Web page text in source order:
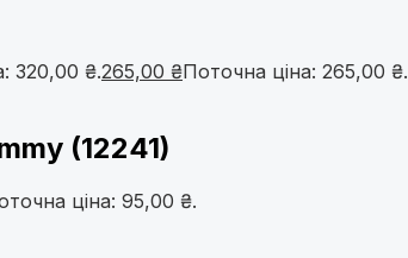
320,00 ₴.265,00 ₴Поточна ціна: 265,00 ₴.
(12241)
ціна: 95,00 ₴.